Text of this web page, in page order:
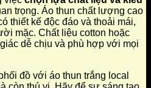
trọng. Áo thun chất lượng cao
thiết kế độc đáo và thoải mái,
mặc. Chất liệu cotton hoặc
dễ chịu và phù hợp với mọi
đồ với áo thun trắng local